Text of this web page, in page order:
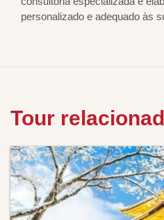
personalizado e adequado às
Tour